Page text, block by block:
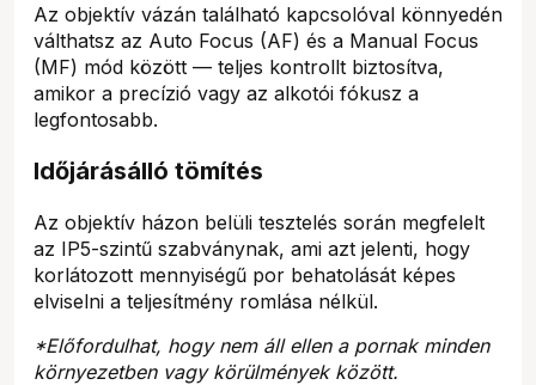
Az objektív vázán található kapcsolóval könnyedén
válthatsz az Auto Focus (AF) és a Manual Focus
(MF) mód között — teljes kontrollt biztosítva,
amikor a precízió vagy az alkotói fókusz a
legfontosabb.
Időjárásálló tömítés
Az objektív házon belüli tesztelés során megfelelt
az IP5-szintű szabványnak, ami azt jelenti, hogy
korlátozott mennyiségű por behatolását képes
elviselni a teljesítmény romlása nélkül.
*Előfordulhat, hogy nem áll ellen a pornak minden
környezetben vagy körülmények között.